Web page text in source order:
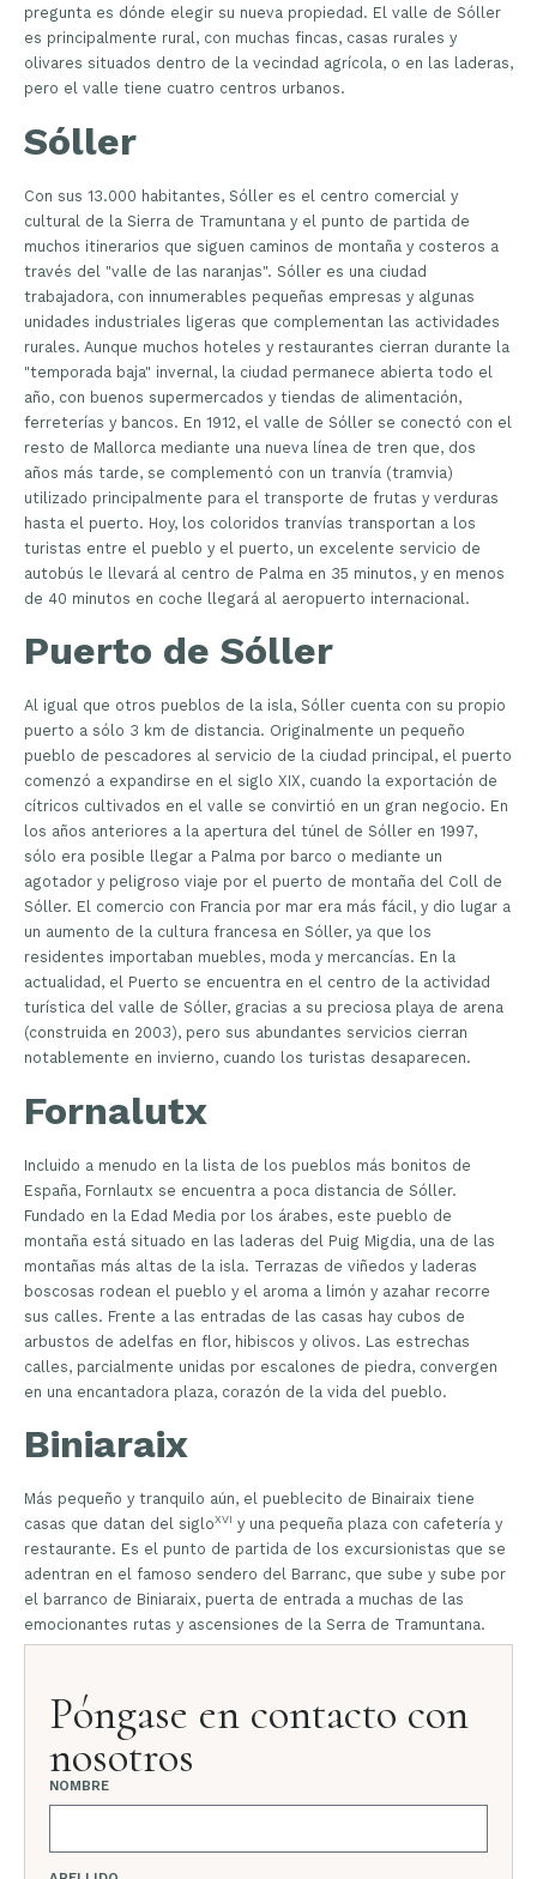
pregunta es dónde elegir su nueva propiedad. El valle de Sóller
es principalmente rural, con muchas fincas, casas rurales y
olivares situados dentro de la vecindad agrícola, o en las laderas,
pero el valle tiene cuatro centros urbanos.
Sóller
Con sus 13.000 habitantes, Sóller es el centro comercial y
cultural de la Sierra de Tramuntana y el punto de partida de
muchos itinerarios que siguen caminos de montaña y costeros a
través del "valle de las naranjas". Sóller es una ciudad
trabajadora, con innumerables pequeñas empresas y algunas
unidades industriales ligeras que complementan las actividades
rurales. Aunque muchos hoteles y restaurantes cierran durante la
"temporada baja" invernal, la ciudad permanece abierta todo el
año, con buenos supermercados y tiendas de alimentación,
ferreterías y bancos. En 1912, el valle de Sóller se conectó con el
resto de Mallorca mediante una nueva línea de tren que, dos
años más tarde, se complementó con un tranvía (tramvia)
utilizado principalmente para el transporte de frutas y verduras
hasta el puerto. Hoy, los coloridos tranvías transportan a los
turistas entre el pueblo y el puerto, un excelente servicio de
autobús le llevará al centro de Palma en 35 minutos, y en menos
de 40 minutos en coche llegará al aeropuerto internacional.
Puerto de Sóller
Al igual que otros pueblos de la isla, Sóller cuenta con su propio
puerto a sólo 3 km de distancia. Originalmente un pequeño
pueblo de pescadores al servicio de la ciudad principal, el puerto
comenzó a expandirse en el siglo XIX, cuando la exportación de
cítricos cultivados en el valle se convirtió en un gran negocio. En
los años anteriores a la apertura del túnel de Sóller en 1997,
sólo era posible llegar a Palma por barco o mediante un
agotador y peligroso viaje por el puerto de montaña del Coll de
Sóller. El comercio con Francia por mar era más fácil, y dio lugar a
un aumento de la cultura francesa en Sóller, ya que los
residentes importaban muebles, moda y mercancías. En la
actualidad, el Puerto se encuentra en el centro de la actividad
turística del valle de Sóller, gracias a su preciosa playa de arena
(construida en 2003), pero sus abundantes servicios cierran
notablemente en invierno, cuando los turistas desaparecen.
Fornalutx
Incluido a menudo en la lista de los pueblos más bonitos de
España, Fornlautx se encuentra a poca distancia de Sóller.
Fundado en la Edad Media por los árabes, este pueblo de
montaña está situado en las laderas del Puig Migdia, una de las
montañas más altas de la isla. Terrazas de viñedos y laderas
boscosas rodean el pueblo y el aroma a limón y azahar recorre
sus calles. Frente a las entradas de las casas hay cubos de
arbustos de adelfas en flor, hibiscos y olivos. Las estrechas
calles, parcialmente unidas por escalones de piedra, convergen
en una encantadora plaza, corazón de la vida del pueblo.
Biniaraix
Más pequeño y tranquilo aún, el pueblecito de Binairaix tiene
casas que datan del sigloXVI y una pequeña plaza con cafetería y
restaurante. Es el punto de partida de los excursionistas que se
adentran en el famoso sendero del Barranc, que sube y sube por
el barranco de Biniaraix, puerta de entrada a muchas de las
emocionantes rutas y ascensiones de la Serra de Tramuntana.
Póngase en contacto con
nosotros
NOMBRE